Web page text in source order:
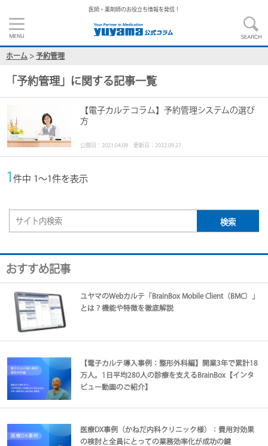
医師・薬剤師のお役立ち情報を発信！
ホーム > 予約管理
予約管理 」に関する記事一覧
【電子カルテコラム】予約管理システムの選び
方
公開日：2021.04.09 更新日：2022.09.27
1 件中 1～1件を表示
おすすめ記事
ユヤマのWebカルテ「BrainBox Mobile Client（BMC）」
とは？機能や特徴を徹底解説
【電子カルテ導入事例：整形外科編】開業3年で累計18
万人。1日平均280人の診療を支えるBrainBox【インタ
ビュー動画のご紹介】
医療DX事例（かねだ内科クリニック様）：費用対効果
の検討と全員にとっての業務効率化が成功の鍵